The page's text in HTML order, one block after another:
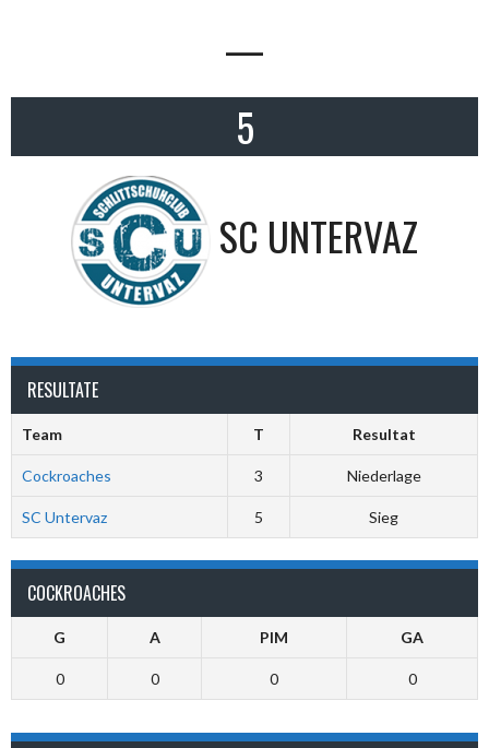
—
5
SC UNTERVAZ
RESULTATE
Team T Resultat
Cockroaches 3 Niederlage
SC Untervaz 5 Sieg
COCKROACHES
G A PIM GA
0 0 0 0